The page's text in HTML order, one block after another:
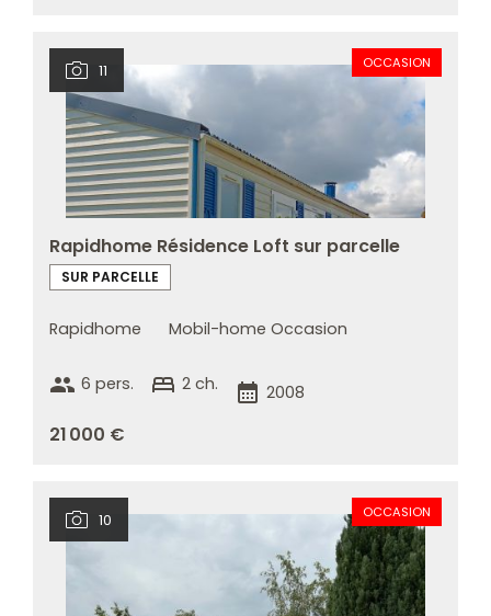
11 OCCASION
Rapidhome Résidence Loft sur parcelle
SUR PARCELLE
Rapidhome Mobil-home Occasion
group 6 pers. bed 2 ch. calendar_month 2008
21 000 €
10 OCCASION